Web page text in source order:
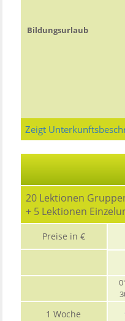
Bildungsurlaub
Zeigt
20 Lektionen
+ 5 Lektionen
Preise in €
1 Woche